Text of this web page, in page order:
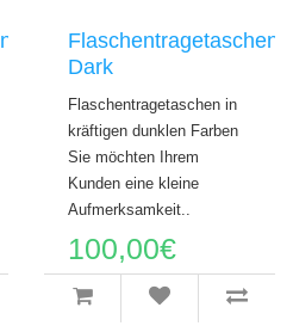
Flaschentragetaschen
Dark
Flaschentragetaschen in
kräftigen dunklen Farben
Sie möchten Ihrem
Kunden eine kleine
Aufmerksamkeit..
100,00€